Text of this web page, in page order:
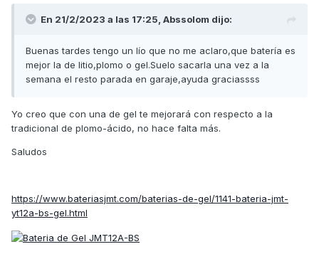
En 21/2/2023 a las 17:25, Abssolom dijo:
Buenas tardes tengo un lío que no me aclaro,que batería es
mejor la de litio,plomo o gel.Suelo sacarla una vez a la
semana el resto parada en garaje,ayuda graciassss
Yo creo que con una de gel te mejorará con respecto a la
tradicional de plomo-ácido, no hace falta más.
Saludos
https://www.bateriasjmt.com/baterias-de-gel/1141-bateria-jmt-
yt12a-bs-gel.html